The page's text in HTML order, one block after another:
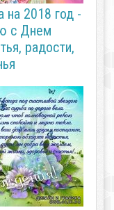
на 2018 год -
с Днем
радости,